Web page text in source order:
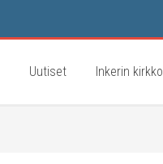
Uutiset Inkerin kirkko